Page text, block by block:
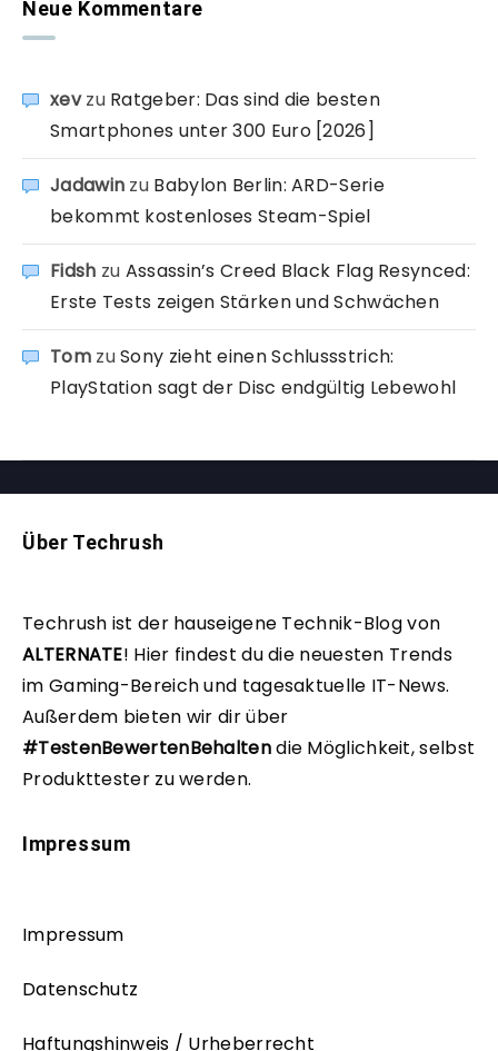
Neue Kommentare
xevzu Ratgeber: Das sind die besten
Smartphones unter 300 Euro [2026]
Jadawin zu Babylon Berlin: ARD-Serie
bekommt kostenloses Steam-Spiel
Fidsh zu Assassin’s Creed Black Flag Resynced:
Erste Tests zeigen Stärken und Schwächen
TomzuSony zieht einen Schlussstrich:
PlayStation sagt der Disc endgültig Lebewohl
Über Techrush
Techrush ist der hauseigene Technik-Blog von
ALTERNATE! Hier findest du die neuesten Trends
im Gaming-Bereich und tagesaktuelle IT-News.
Außerdem bieten wir dir über
#TestenBewertenBehaltendie Möglichkeit, selbst
Produkttester zu werden.
Impressum
Impressum
Datenschutz
Haftungshinweis / Urheberrecht